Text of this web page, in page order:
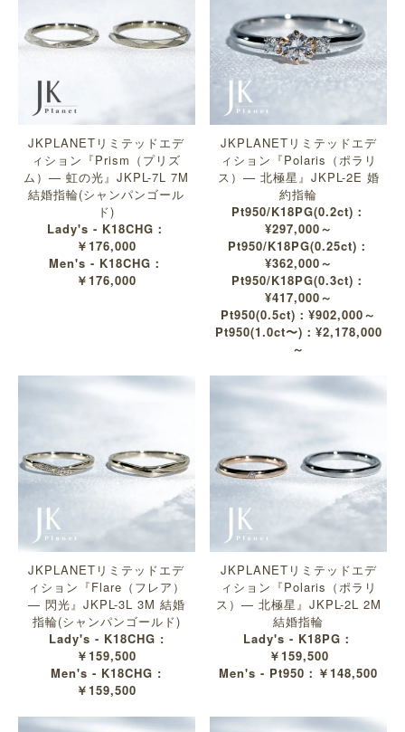
JKPLANETリミテッドエデ
ィション『Prism（プリズ
ム）— 虹の光』JKPL-7L 7M
結婚指輪(シャンパンゴール
ド)
Lady's - K18CHG：
￥176,000
Men's - K18CHG：
￥176,000
JKPLANETリミテッドエデ
ィション『Polaris（ポラリ
ス）— 北極星』JKPL-2E 婚
約指輪
Pt950/K18PG(0.2ct)：
¥297,000～
Pt950/K18PG(0.25ct)：
¥362,000～
Pt950/K18PG(0.3ct)：
¥417,000～
Pt950(0.5ct)：¥902,000～
Pt950(1.0ct〜)：¥2,178,000
～
JKPLANETリミテッドエデ
ィション『Flare（フレア）
— 閃光』JKPL-3L 3M 結婚
指輪(シャンパンゴールド)
Lady's - K18CHG :
￥159,500
Men's - K18CHG :
￥159,500
JKPLANETリミテッドエデ
ィション『Polaris（ポラリ
ス）— 北極星』JKPL-2L 2M
結婚指輪
Lady's - K18PG：
￥159,500
Men's - Pt950：￥148,500